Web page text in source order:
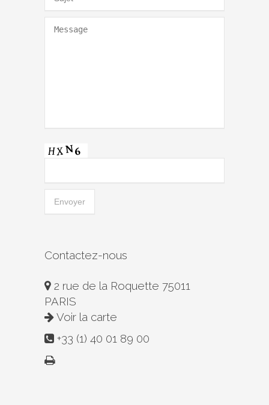
Contactez-nous
2 rue de la Roquette 75011
PARIS
Voir la carte
+33 (1) 40 01 89 00